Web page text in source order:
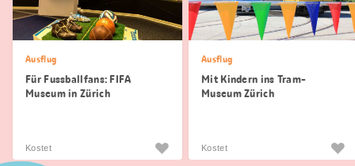
Ausflug
Für Fussballfans: FIFA
Museum in Zürich
Kostet
Ausflug
Mit Kindern ins Tram-
Museum Zürich
Kostet